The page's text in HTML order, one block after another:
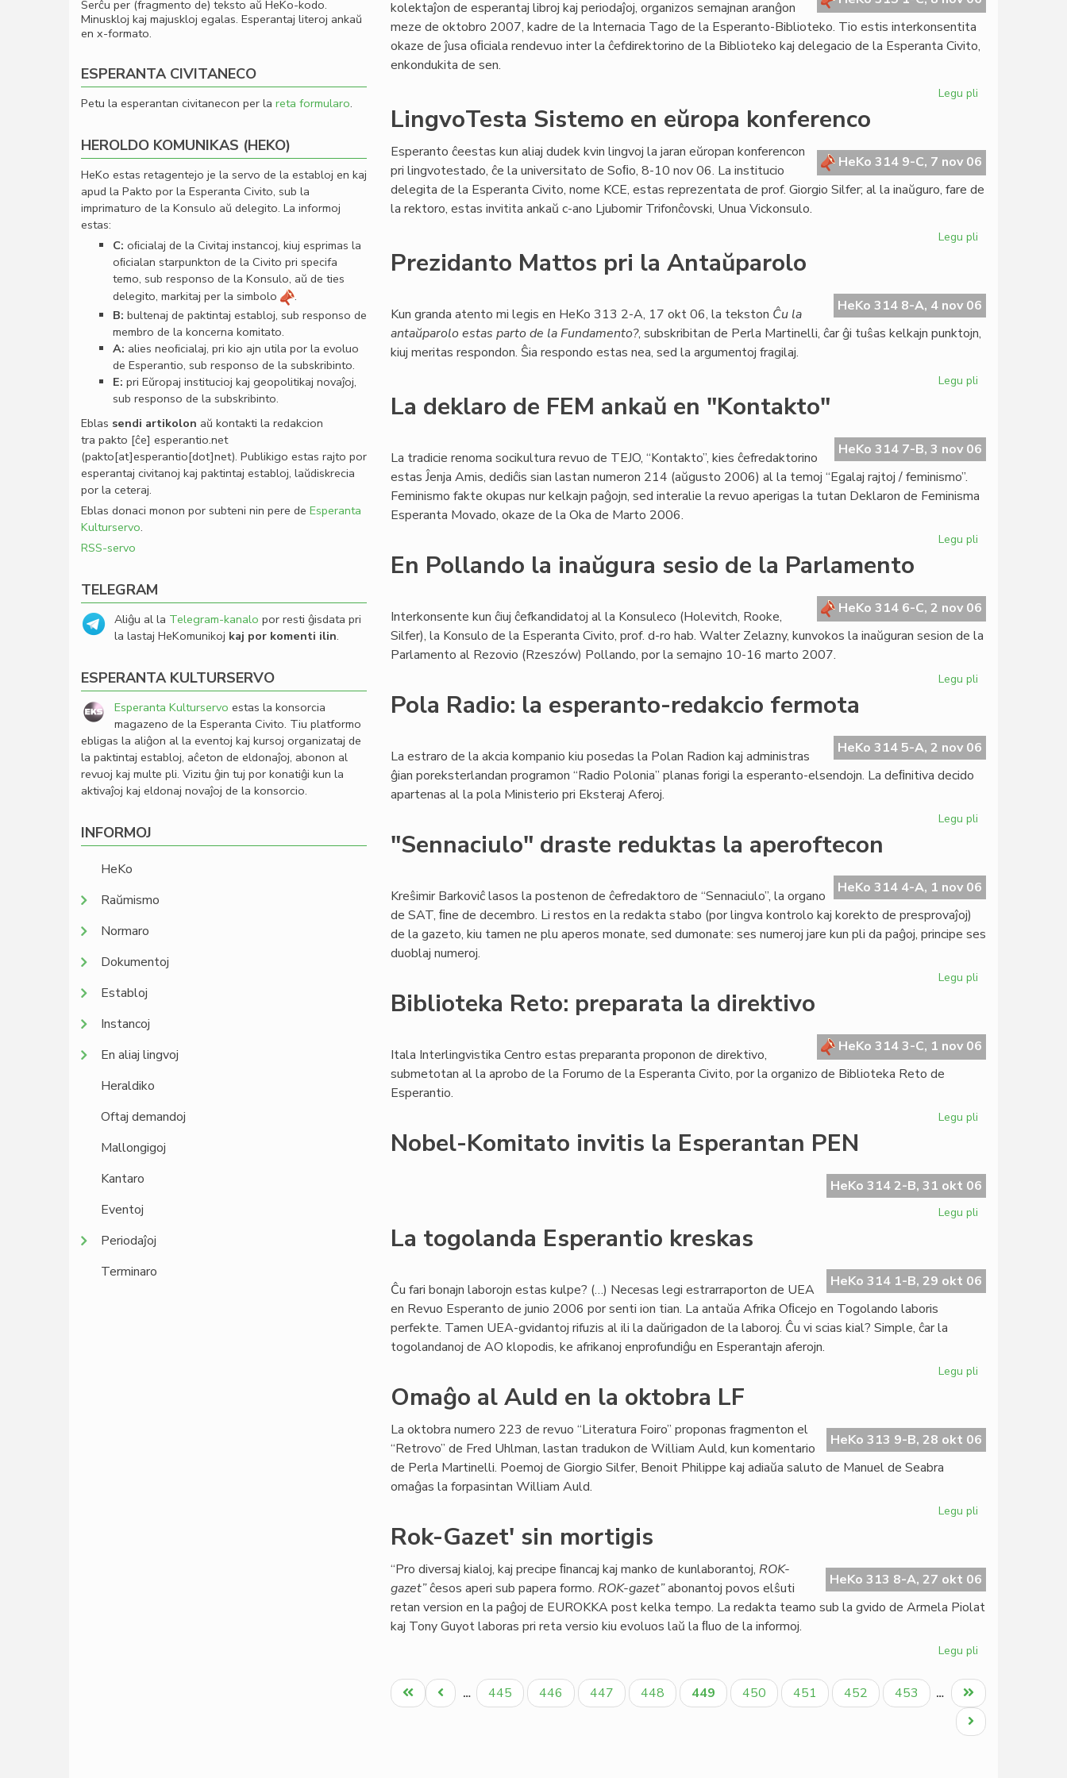
kolektaĵon de esperantaj libroj kaj periodaĵoj, organizos semajnan aranĝon
meze de oktobro 2007, kadre de la Internacia Tago de la Esperanto-Biblioteko. Tio estis interkonsentita
okaze de ĵusa oﬁciala rendevuo inter la ĉefdirektorino de la Biblioteko kaj delegacio de la Esperanta Civito,
enkondukita de sen.
Legu pli
2007
en
Budapeŝto
LingvoTesta Sistemo en eŭropa konferenco
HeKo 314 9-C, 7 nov 06
Esperanto ĉeestas kun aliaj dudek kvin lingvoj la jaran eŭropan konferencon
pri lingvotestado, ĉe la universitato de Soﬁo, 8-10 nov 06. La institucio
delegita de la Esperanta Civito, nome KCE, estas reprezentata de prof. Giorgio Silfer; al la inaŭguro, fare de
la rektoro, estas invitita ankaŭ c-ano Ljubomir Trifonĉovski, Unua Vickonsulo.
Legu pli
eŭropa
konferenco
Prezidanto Mattos pri la Antaŭparolo
HeKo 314 8-A, 4 nov 06
Kun granda atento mi legis en HeKo 313 2-A, 17 okt 06, la tekston Ĉu la
antaŭparolo estas parto de la Fundamento?, subskribitan de Perla Martinelli, ĉar ĝi tuŝas kelkajn punktojn,
kiuj meritas respondon. Ŝia respondo estas nea, sed la argumentoj fragilaj.
Legu pli
la
Antaŭparolo
La deklaro de FEM ankaŭ en "Kontakto"
HeKo 314 7-B, 3 nov 06
La tradicie renoma socikultura revuo de TEJO, “Kontakto”, kies ĉefredaktorino
estas Ĵenja Amis, dediĉis sian lastan numeron 214 (aŭgusto 2006) al la temoj “Egalaj rajtoj / feminismo”.
Feminismo fakte okupas nur kelkajn paĝojn, sed interalie la revuo aperigas la tutan Deklaron de Feminisma
Esperanta Movado, okaze de la Oka de Marto 2006.
Legu pli
FEM
ankaŭ
en
En Pollando la inaŭgura sesio de la Parlamento
HeKo 314 6-C, 2 nov 06
Interkonsente kun ĉiuj ĉefkandidatoj al la Konsuleco (Holevitch, Rooke,
Silfer), la Konsulo de la Esperanta Civito, prof. d-ro hab. Walter Zelazny, kunvokos la inaŭguran sesion de la
Parlamento al Rezovio (Rzeszów) Pollando, por la semajno 10-16 marto 2007.
Legu pli
inaŭgura
sesio
Pola Radio: la esperanto-redakcio fermota
HeKo 314 5-A, 2 nov 06
La estraro de la akcia kompanio kiu posedas la Polan Radion kaj administras
ĝian poreksterlandan programon “Radio Polonia” planas forigi la esperanto-elsendojn. La deﬁnitiva decido
apartenas al la pola Ministerio pri Eksteraj Aferoj.
Legu pli
esperanto-
redakcio
"Sennaciulo" draste reduktas la aperoftecon
HeKo 314 4-A, 1 nov 06
Kreŝimir Barkoviĉ lasos la postenon de ĉefredaktoro de “Sennaciulo”, la organo
de SAT, ﬁne de decembro. Li restos en la redakta stabo (por lingva kontrolo kaj korekto de presprovaĵoj)
de la gazeto, kiu tamen ne plu aperos monate, sed dumonate: ses numeroj jare kun pli da paĝoj, principe ses
duoblaj numeroj.
Legu pli
la
aperoftecon
Biblioteka Reto: preparata la direktivo
HeKo 314 3-C, 1 nov 06
Itala Interlingvistika Centro estas preparanta proponon de direktivo,
submetotan al la aprobo de la Forumo de la Esperanta Civito, por la organizo de Biblioteka Reto de
Esperantio.
Legu pli
la
direktivo
Nobel-Komitato invitis la Esperantan PEN
HeKo 314 2-B, 31 okt 06
Legu pli
la
Esperantan
La togolanda Esperantio kreskas
HeKo 314 1-B, 29 okt 06
Ĉu fari bonajn laborojn estas kulpe? (…) Necesas legi estrarraporton de UEA
en Revuo Esperanto de junio 2006 por senti ion tian. La antaŭa Afrika Oﬁcejo en Togolando laboris
perfekte. Tamen UEA-gvidantoj rifuzis al ili la daŭrigadon de la laboroj. Ĉu vi scias kial? Simple, ĉar la
togolandanoj de AO klopodis, ke afrikanoj enprofundiĝu en Esperantajn aferojn.
Legu pli
kreskas
Omaĝo al Auld en la oktobra LF
HeKo 313 9-B, 28 okt 06
La oktobra numero 223 de revuo “Literatura Foiro” proponas fragmenton el
“Retrovo” de Fred Uhlman, lastan tradukon de William Auld, kun komentario
de Perla Martinelli. Poemoj de Giorgio Silfer, Benoit Philippe kaj adiaŭa saluto de Manuel de Seabra
omaĝas la forpasintan William Auld.
Legu pli
en
la
oktobra
Rok-Gazet' sin mortigis
HeKo 313 8-A, 27 okt 06
“Pro diversaj kialoj, kaj precipe ﬁnancaj kaj manko de kunlaborantoj, ROK-
gazet”ĉesos aperi sub papera formo. ROK-gazet”abonantoj povos elŝuti
retan version en la paĝoj de EUROKKA post kelka tempo. La redakta teamo sub la gvido de Armela Piolat
kaj Tony Guyot laboras pri reta versio kiu evoluos laŭ la ﬂuo de la informoj.
Legu pli
Gazet'
sin
mortigis
Pagination
Unua
paĝo
Antaŭa
paĝo
… Paĝo
445 Paĝo
446 Paĝo
447 Paĝo
448
Aktuala
paĝo
449 Paĝo
450 Paĝo
451 Paĝo
452 Paĝo
453 …
Last
page
Next
page
Serĉu per (fragmento de) teksto aŭ HeKo-kodo.
Minuskloj kaj majuskloj egalas. Esperantaj literoj ankaŭ
en x-formato.
ESPERANTA CIVITANECO
Petu la esperantan civitanecon per la reta formularo.
HEROLDO KOMUNIKAS (HEKO)
HeKo estas retagentejo je la servo de la establoj en kaj
apud la Pakto por la Esperanta Civito, sub la
imprimaturo de la Konsulo aŭ delegito. La informoj
estas:
C: oﬁcialaj de la Civitaj instancoj, kiuj esprimas la
oﬁcialan starpunkton de la Civito pri specifa
temo, sub responso de la Konsulo, aŭ de ties
delegito, markitaj per la simbolo
.
B: bultenaj de paktintaj establoj, sub responso de
membro de la koncerna komitato.
A: alies neoﬁcialaj, pri kio ajn utila por la evoluo
de Esperantio, sub responso de la subskribinto.
E: pri Eŭropaj institucioj kaj geopolitikaj novaĵoj,
sub responso de la subskribinto.
Eblas sendi artikolon aŭ kontakti la redakcion
tra pakto [ĉe] esperantio.net
(pakto[at]esperantio[dot]net). Publikigo estas rajto por
esperantaj civitanoj kaj paktintaj establoj, laŭdiskrecia
por la ceteraj.
Eblas donaci monon por subteni nin pere de Esperanta
Kulturservo.
RSS-servo
TELEGRAM
Aliĝu al la Telegram-kanalo por resti ĝisdata pri
la lastaj HeKomunikoj kaj por komenti ilin.
ESPERANTA KULTURSERVO
Esperanta Kulturservo estas la konsorcia
magazeno de la Esperanta Civito. Tiu platformo
ebligas la aliĝon al la eventoj kaj kursoj organizataj de
la paktintaj establoj, aĉeton de eldonaĵoj, abonon al
revuoj kaj multe pli. Vizitu ĝin tuj por konatiĝi kun la
aktivaĵoj kaj eldonaj novaĵoj de la konsorcio.
INFORMOJ
HeKo
Raŭmismo
Normaro
Dokumentoj
Establoj
Instancoj
En aliaj lingvoj
Heraldiko
Oftaj demandoj
Mallongigoj
Kantaro
Eventoj
Periodaĵoj
Terminaro